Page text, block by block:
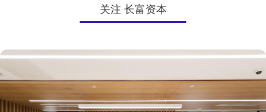
关注 长富资本